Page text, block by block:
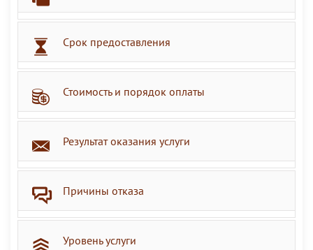
Срок предоставления
Стоимость и порядок оплаты
Результат оказания услуги
Причины отказа
Уровень услуги